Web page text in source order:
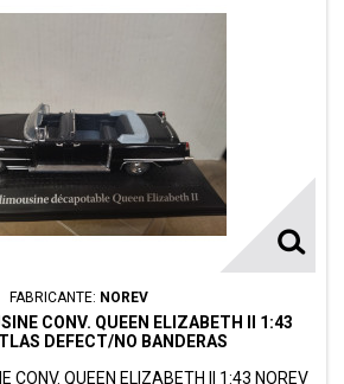
FABRICANTE: NOREV
CONV. QUEEN ELIZABETH II 1:43
DEFECT/NO BANDERAS
CONV. QUEEN ELIZABETH II 1:43 NOREV